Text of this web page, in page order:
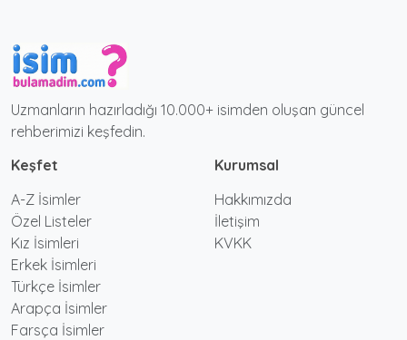
Uzmanların hazırladığı 10.000+ isimden oluşan güncel
rehberimizi keşfedin.
Keşfet
A-Z İsimler
Özel Listeler
Kız İsimleri
Erkek İsimleri
Türkçe İsimler
Arapça İsimler
Farsça İsimler
Kurumsal
Hakkımızda
İletişim
KVKK